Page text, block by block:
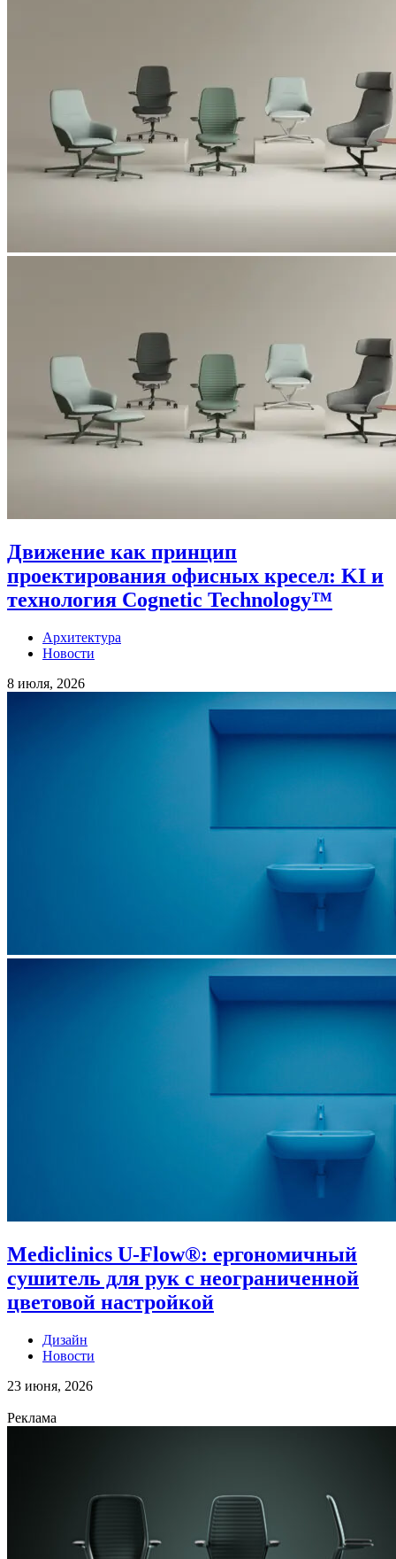
Движение как принцип
проектирования офисных кресел: KI и
технология Cognetic Technology™
Архитектура
Новости
8 июля, 2026
Mediclinics U-Flow®: ергономичный
сушитель для рук с неограниченной
цветовой настройкой
Дизайн
Новости
23 июня, 2026
Реклама